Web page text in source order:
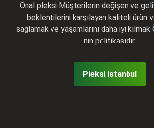
Önal pleksi Müşterilerin değişen ve
beklentilerini karşılayan kaliteli ürün
sağlamak ve yaşamlarını daha iyi kılmak
nin politikasıdır.
Pleksi istanbul